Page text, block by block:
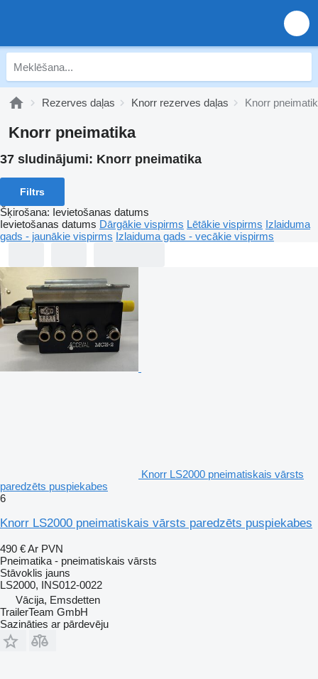
Rezerves daļas Knorr rezerves daļas Knorr
Knorr pneimatika
37 sludinājumi: Knorr pneimatika
Filtrs
Šķirošana: Ievietošanas datums
Ievietošanas datums Dārgākie vispirms Lētākie vispirms Izlaiduma
gads - jaunākie vispirms Izlaiduma gads - vecākie vispirms
Knorr LS2000 pneimatiskais vārsts
paredzēts puspiekabes
6
Knorr LS2000 pneimatiskais vārsts paredzēts puspiekabes
490 €Ar PVN
Pneimatika - pneimatiskais vārsts
Stāvoklis jauns
LS2000, INS012-0022
Vācija, Emsdetten
TrailerTeam GmbH
Sazināties ar pārdevēju